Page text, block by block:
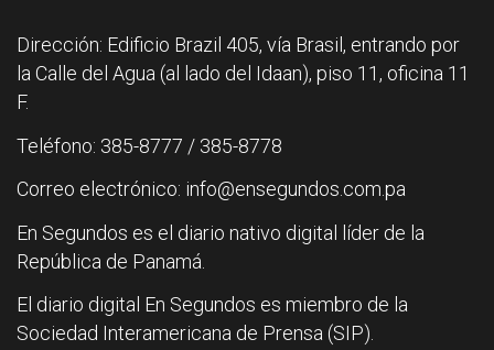
Dirección: Edificio Brazil 405, vía Brasil, entrando por
la Calle del Agua (al lado del Idaan), piso 11, oficina 11
F.
Teléfono: 385-8777 / 385-8778
Correo electrónico: info@ensegundos.com.pa
En Segundos es el diario nativo digital líder de la
República de Panamá.
El diario digital En Segundos es miembro de la
Sociedad Interamericana de Prensa (SIP).